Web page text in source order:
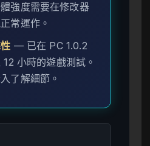
體強度需要在修改器
常運作。
— 已在 PC 1.0.2
小時的遊戲測試。
了解細節。